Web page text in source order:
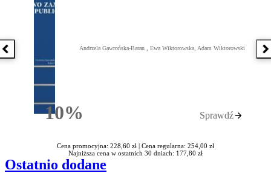
Poprzednia książka
10%Rabatu
Andrzela Gawrońska-Baran , Ewa Wiktorowska, Adam Wiktorowski
Sprawdź
Cena promocyjna: 228,60 zł | Cena regularna: 254,00 zł
Najniższa cena w ostatnich 30 dniach: 177,80 zł
Ostatnio dodane